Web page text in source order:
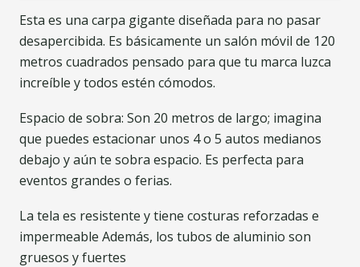
Esta es una carpa gigante diseñada para no pasar
desapercibida. Es básicamente un salón móvil de 120
metros cuadrados pensado para que tu marca luzca
increíble y todos estén cómodos.
Espacio de sobra: Son 20 metros de largo; imagina
que puedes estacionar unos 4 o 5 autos medianos
debajo y aún te sobra espacio. Es perfecta para
eventos grandes o ferias.
La tela es resistente y tiene costuras reforzadas e
impermeable Además, los tubos de aluminio son
gruesos y fuertes